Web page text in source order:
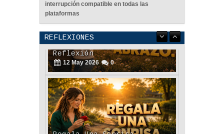
que te permite escuchar radio en vivo sin
interrupción compatible en todas las
plataformas
Regala Una Sonrisa -
Reflexión